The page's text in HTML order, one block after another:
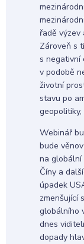
řadě výzev
Zároveň s
s negativní
v podobě
životní
stavu po
Webinář
bude
na globální
Číny a
úpadek
zmenšující
globálního
dnes
dopady